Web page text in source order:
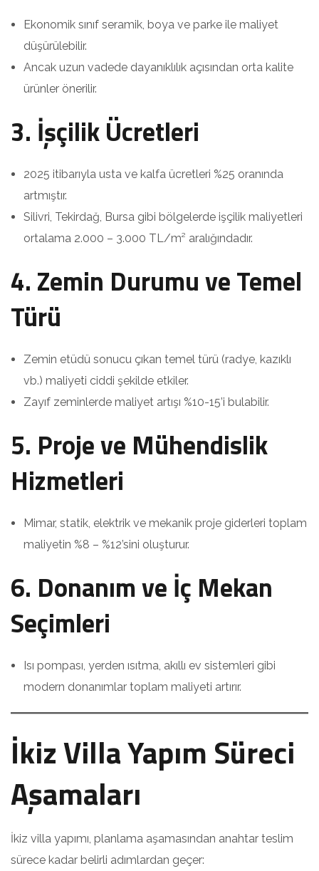
Ekonomik sınıf seramik, boya ve parke ile maliyet
düşürülebilir.
Ancak uzun vadede dayanıklılık açısından orta kalite
ürünler önerilir.
3. İşçilik Ücretleri
2025 itibarıyla usta ve kalfa ücretleri %25 oranında
artmıştır.
Silivri, Tekirdağ, Bursa gibi bölgelerde işçilik maliyetleri
ortalama 2.000 – 3.000 TL/m² aralığındadır.
4. Zemin Durumu ve Temel
Türü
Zemin etüdü sonucu çıkan temel türü (radye, kazıklı
vb.) maliyeti ciddi şekilde etkiler.
Zayıf zeminlerde maliyet artışı %10-15’i bulabilir.
5. Proje ve Mühendislik
Hizmetleri
Mimar, statik, elektrik ve mekanik proje giderleri toplam
maliyetin %8 – %12’sini oluşturur.
6. Donanım ve İç Mekan
Seçimleri
Isı pompası, yerden ısıtma, akıllı ev sistemleri gibi
modern donanımlar toplam maliyeti artırır.
İkiz Villa Yapım Süreci
Aşamaları
İkiz villa yapımı, planlama aşamasından anahtar teslim
sürece kadar belirli adımlardan geçer: